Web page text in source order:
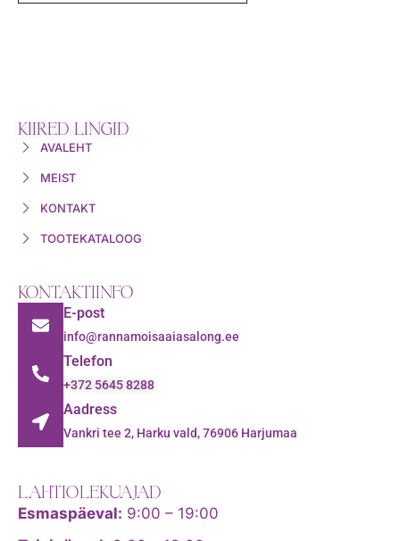
KIIRED LINGID
AVALEHT
MEIST
KONTAKT
TOOTEKATALOOG
KONTAKTIINFO
E-post
info@rannamoisaaiasalong.ee
Telefon
+372 5645 8288
Aadress
Vankri tee 2, Harku vald, 76906 Harjumaa
LAHTIOLEKUAJAD
Esmaspäeval: 9:00 – 19:00